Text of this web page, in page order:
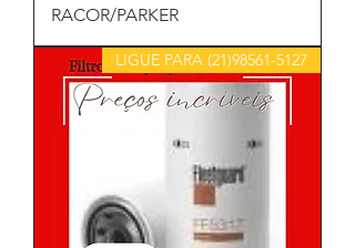
RACOR/PARKER
LIGUE PARA (21)98561-5127